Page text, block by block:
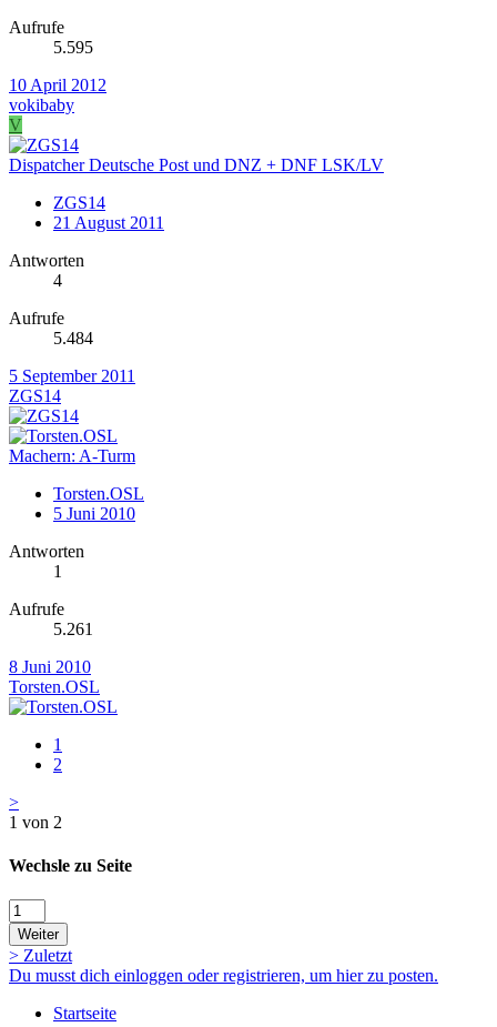
Aufrufe
5.595
10 April 2012
vokibaby
V
Dispatcher Deutsche Post und DNZ + DNF LSK/LV
ZGS14
21 August 2011
Antworten
4
Aufrufe
5.484
5 September 2011
ZGS14
Machern: A-Turm
Torsten.OSL
5 Juni 2010
Antworten
1
Aufrufe
5.261
8 Juni 2010
Torsten.OSL
1
2
>
1 von 2
Wechsle zu Seite
Weiter
> Zuletzt
Du musst dich einloggen oder registrieren, um hier zu posten.
Startseite